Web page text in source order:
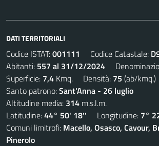
DATI TERRITORIALI
Codice ISTAT:001111 Codice Catastale:
Abitanti: 557 al 31/12/2024
Superficie: 7,4 Kmq. Densità: 75 (ab/kmq.)
Santo patrono:Sant'Anna - 26 luglio
Altitudine media: 314 m.s.l.m.
Latitudine:44° 50' 18'' Longitudine: 7°
Comuni limitrofi: Macello, Osasco, Cavour,
Pinerolo